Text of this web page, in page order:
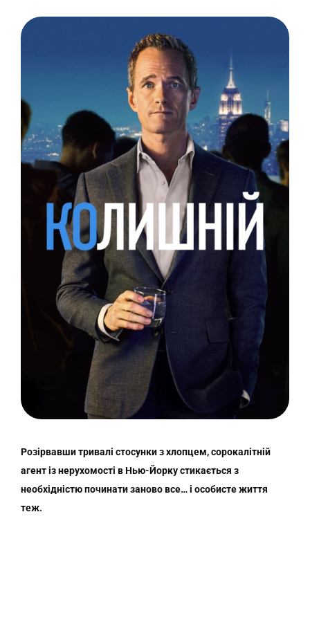
Розірвавши тривалі стосунки з хлопцем, сорокалітній
агент із нерухомості в Нью-Йорку стикається з
необхідністю починати заново все… і особисте життя
теж.